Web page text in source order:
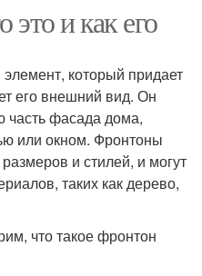
и как его
который придает
его внешний вид. Он
часть фасада дома,
или окном. Фронтоны
и стилей, и могут
таких как дерево,
что такое фронтон